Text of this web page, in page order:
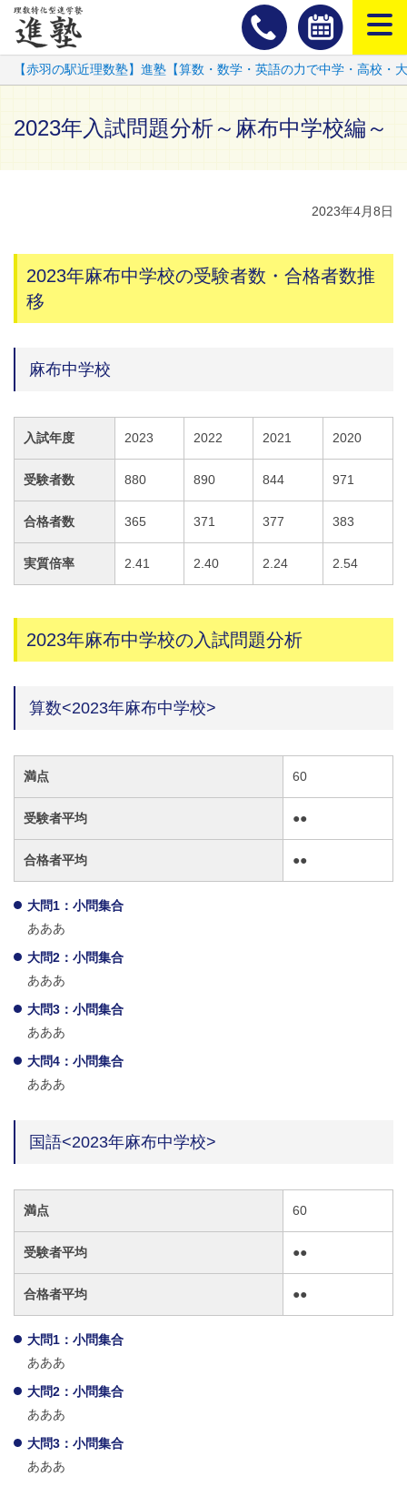
スマート
【赤羽の駅近理数塾】進塾【算数・数学・英語の力で中学・高校・
2023年入試問題分析～麻布中学校編～
2023年4月8日
2023年麻布中学校の受験者数・合格者数推
移
麻布中学校
入試年度 2023 2022 2021 2020
受験者数 880 890 844 971
合格者数 365 371 377 383
実質倍率 2.41 2.40 2.24 2.54
2023年麻布中学校の入試問題分析
算数<2023年麻布中学校>
満点 60
受験者平均 ●●
合格者平均 ●●
大問1：小問集合
あああ
大問2：小問集合
あああ
大問3：小問集合
あああ
大問4：小問集合
あああ
国語<2023年麻布中学校>
満点 60
受験者平均 ●●
合格者平均 ●●
大問1：小問集合
あああ
大問2：小問集合
あああ
大問3：小問集合
あああ